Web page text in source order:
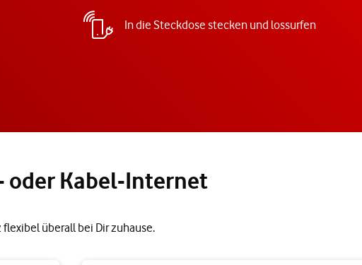
In die Steckdose stecken und lossurfen
oder Kabel-Internet
flexibel überall bei Dir zuhause.